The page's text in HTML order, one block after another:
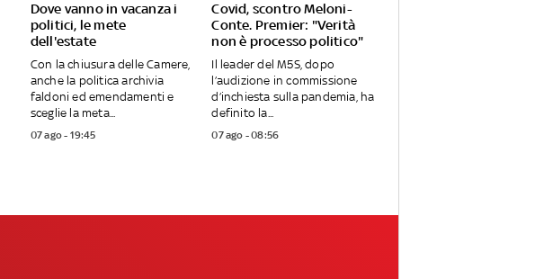
Dove vanno in vacanza i
politici, le mete
dell'estate
Con la chiusura delle Camere,
anche la politica archivia
faldoni ed emendamenti e
sceglie la meta...
07 ago - 19:45
Covid, scontro Meloni-
Conte. Premier: "Verità
non è processo politico"
Il leader del M5S, dopo
l’audizione in commissione
d’inchiesta sulla pandemia, ha
definito la...
07 ago - 08:56